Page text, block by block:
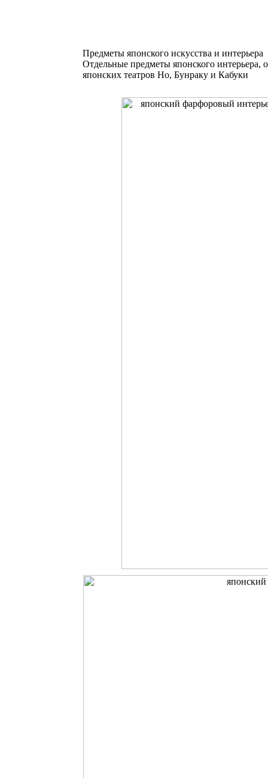
Предметы японского искусства и интерьера
Отдельные предметы японского
японских театров Но, Бунраку и Кабуки